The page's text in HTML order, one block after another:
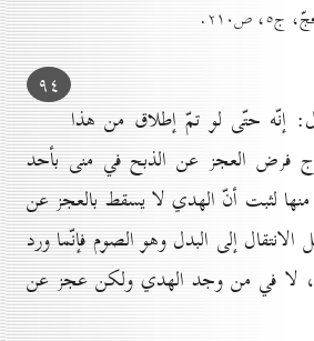
۹٤
إنّه حتّى لو تمّ إطلاق من هذا
فرض العجز عن الذبح في منى بأحد
لثبت أنّ الهدي لا يسقط بالعجز عن
إلى البدل وهو الصوم فإنّما ورد
لا في من وجد الهدي ولكن عجز عن